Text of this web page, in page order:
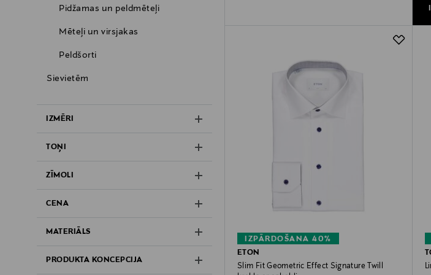
Pidžamas un peldmēteļi
Mēteļi un virsjakas
Peldšorti
Sievietēm
IZMĒRI
TOŅI
ZĪMOLI
CENA
MATERIĀLS
PRODUKTA KONCEPCIJA
IZPĀRDOŠANA 40%
ETON
Slim Fit Geometric Effect Signature Twill